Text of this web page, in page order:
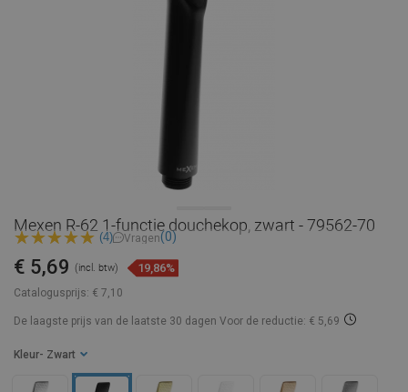
Mexen R-62 1-functie douchekop, zwart - 79562-70
(4) Vragen(0)
Catalogusprijs: € 7,10
€ 5,69 (incl. btw) 19,86%
De laagste prijs van de laatste 30 dagen Voor de reductie: € 5,69
Kleur - Zwart